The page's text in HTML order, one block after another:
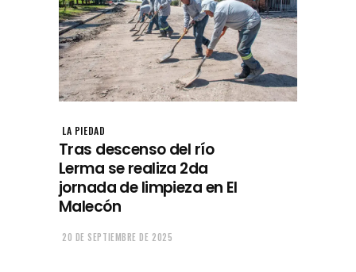
LA PIEDAD
Tras descenso del río
Lerma se realiza 2da
jornada de limpieza en El
Malecón
20 DE SEPTIEMBRE DE 2025